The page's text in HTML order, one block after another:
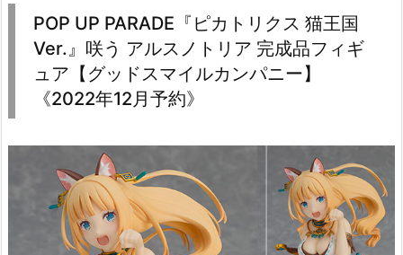
POP UP PARADE『ピカトリクス 猫王国
Ver.』咲う アルスノトリア 完成品フィギ
ュア【グッドスマイルカンパニー】
《2022年12月予約》